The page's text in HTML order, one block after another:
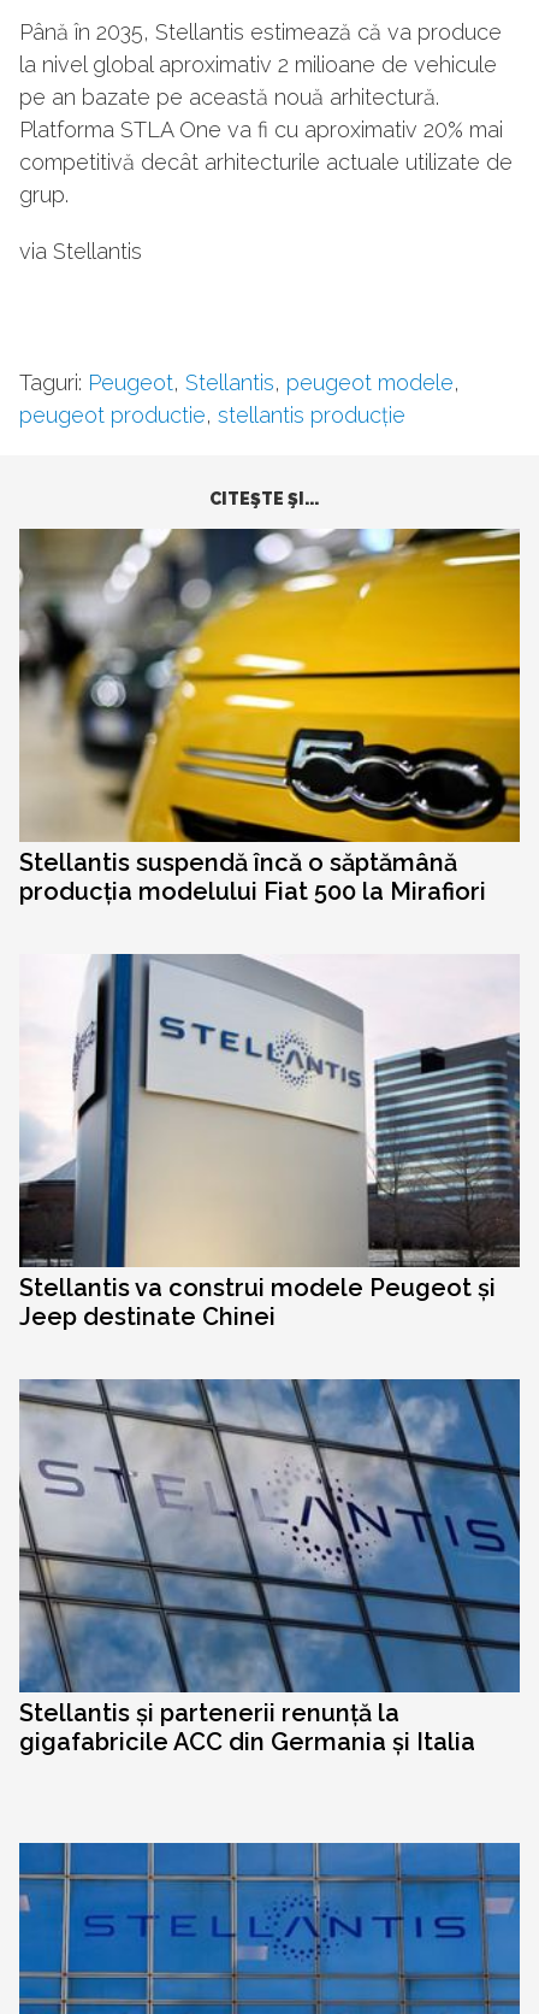
Până în 2035, Stellantis estimează că va produce
la nivel global aproximativ 2 milioane de vehicule
pe an bazate pe această nouă arhitectură.
Platforma STLA One va fi cu aproximativ 20% mai
competitivă decât arhitecturile actuale utilizate de
grup.
via Stellantis
Taguri: Peugeot, Stellantis, peugeot modele,
peugeot productie, stellantis producție
CITEŞTE ŞI...
Stellantis suspendă încă o săptămână
producția modelului Fiat 500 la Mirafiori
Stellantis va construi modele Peugeot și
Jeep destinate Chinei
Stellantis și partenerii renunță la
gigafabricile ACC din Germania și Italia